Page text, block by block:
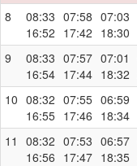
8
08:33
16:52
07:58
17:42
07:03
18:30
9
08:33
16:54
07:57
17:44
07:01
18:32
10 08:32
16:55
07:55
17:46
06:59
18:34
11
08:32
16:56
07:53
17:47
06:57
18:35